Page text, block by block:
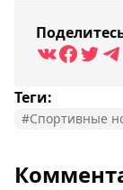
Теги:
#Спортивные